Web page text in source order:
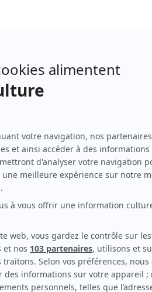
Passionnés de spectacles et de culture